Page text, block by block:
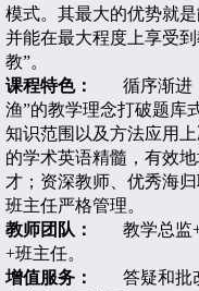
模式。其最大的优势就
并能在最大程度上享受
教”。
课程特色：
循序渐进
渔”的教学理念打破题库
知识范围以及方法应用
的学术英语精髓，有效
才；资深教师、优秀海
班主任严格管理。
教师团队：
教学总监
+班主任。
增值服务：
答疑和批